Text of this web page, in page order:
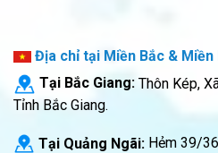
Địa chỉ tại Miền Bắc & Miền
Tại Bắc Giang: Thôn Kép,
Tỉnh Bắc Giang.
Tại Quảng Ngãi: Hẻm 39/